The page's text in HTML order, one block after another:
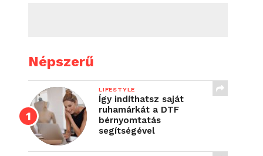
Népszerű
LIFESTYLE
Így indíthatsz saját
ruhamárkát a DTF
bérnyomtatás
segítségével